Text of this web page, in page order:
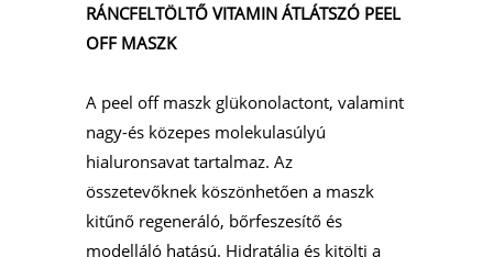
RÁNCFELTÖLTŐ VITAMIN ÁTLÁTSZÓ PEEL
OFF MASZK
A peel off maszk glükonolactont, valamint
nagy-és közepes molekulasúlyú
hialuronsavat tartalmaz. Az
összetevőknek köszönhetően a maszk
kitűnő regeneráló, bőrfeszesítő és
modelláló hatású. Hidratálja és kitölti a